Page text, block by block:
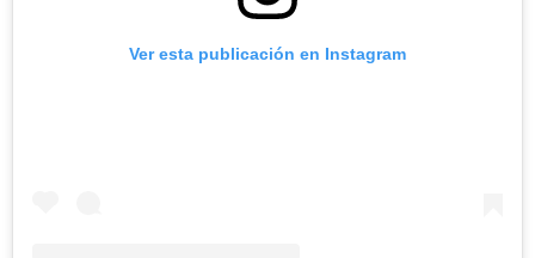
Ver esta publicación en Instagram